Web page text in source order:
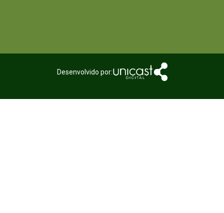
Desenvolvido por: